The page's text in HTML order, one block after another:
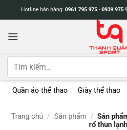
dung
Hotline bán hàng: 0961 795 975 - 0939 975
Tìm
Quần áo thể thao Giày thể thao
Trang chủ / Sản phẩm / Sản
rổ thun